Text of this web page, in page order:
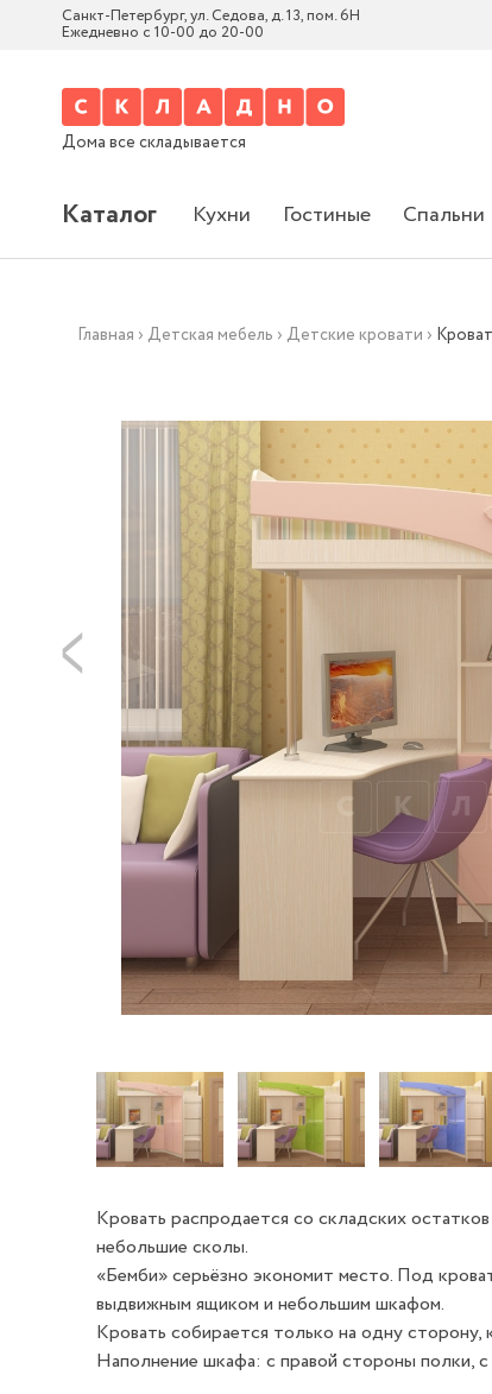
Санкт-Петербург, ул. Седова, д. 13, пом. 6Н
Ежедневно с 10-00 до 20-00
Дома все складывается
Каталог Кухни Гостиные Спальни
Главная › Детская мебель › Детские кровати ›
Кровать распродается со складских
небольшие сколы.
«Бемби» серьёзно экономит место. Под
выдвижным ящиком и небольшим шкафом.
Кровать собирается только на одну сторону,
Наполнение шкафа: с правой стороны полки,